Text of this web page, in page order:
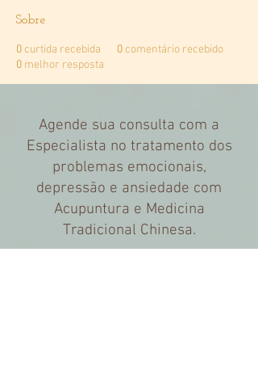
Sobre
0 curtida recebida 0 comentário recebido
0 melhor resposta
Agende sua consulta com a
Especialista no tratamento dos
problemas emocionais,
depressão e ansiedade com
Acupuntura e Medicina
Tradicional Chinesa.